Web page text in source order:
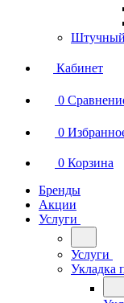
Штучный
Кабинет
0
0
0 Корзина
Бренды
Акции
Услуги
Услуги
Укладка